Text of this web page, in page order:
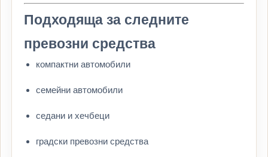
Подходяща за следните
превозни средства
компактни автомобили
семейни автомобили
седани и хечбеци
градски превозни средства